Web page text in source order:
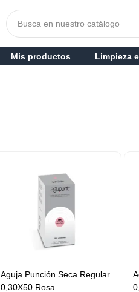
Mis productos Limpieza
Aguja Punción Seca Regular
0,30X50 Rosa